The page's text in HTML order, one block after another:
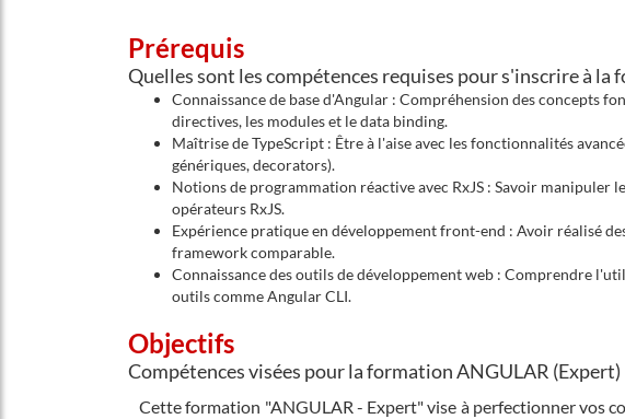
Prérequis
Quelles sont les compétences requises pour s'inscrire à la
Connaissance de base d'Angular : Compréhension des concepts
directives, les modules et le data binding.
Maîtrise de TypeScript : Être à l'aise avec les fonctionnalités
génériques, decorators).
Notions de programmation réactive avec RxJS : Savoir manipuler
opérateurs RxJS.
Expérience pratique en développement front-end : Avoir réalisé
framework comparable.
Connaissance des outils de développement web : Comprendre
outils comme Angular CLI.
Objectifs
Compétences visées pour la formation ANGULAR (Expert)
Cette formation "ANGULAR - Expert" vise à perfectionner vos